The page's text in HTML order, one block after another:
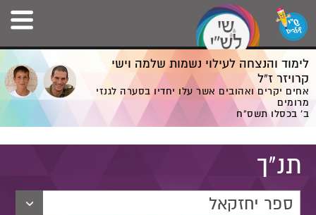
לימוד והנצחה לעילוי נשמות שלמה וישי
קרויזר ז”ל
אחים יקרים ואהובים אשר עלו יחדיו בסערה לגנזי
מרומים
ב' בכסלו תשס”ח
תנ"ך
ספר יחזקאל